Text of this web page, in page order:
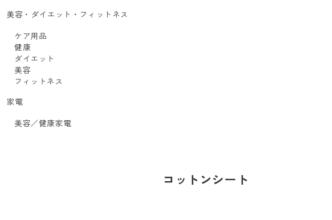
美容・ダイエット・フィットネス
ケア用品
健康
ダイエット
美容
フィットネス
家電
美容／健康家電
コットンシート